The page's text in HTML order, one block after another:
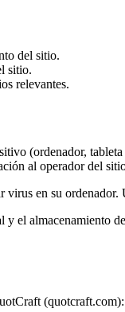
del sitio.
sitio.
relevantes.
(ordenador,
al operador del
en su
el almacenamiento
(quotcraft.com):